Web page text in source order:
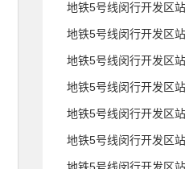
地铁5号线闵行开发区
地铁5号线闵行开发区
地铁5号线闵行开发区
地铁5号线闵行开发区
地铁5号线闵行开发区
地铁5号线闵行开发区